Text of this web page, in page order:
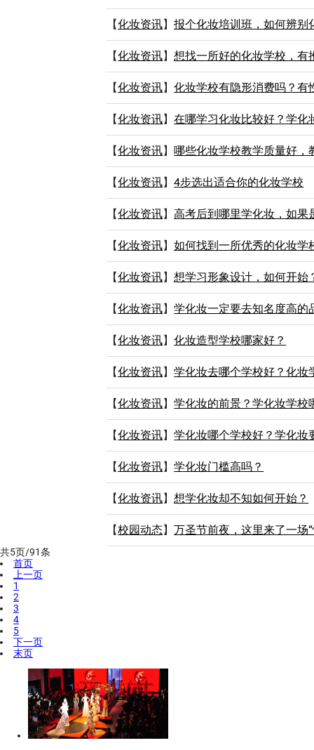
【化妆资讯】报个化妆培训班，如何辨别
【化妆资讯】想找一所好的化妆学校，有
【化妆资讯】化妆学校有隐形消费吗？有
【化妆资讯】在哪学习化妆比较好？学化
【化妆资讯】哪些化妆学校教学质量好，
【化妆资讯】4步选出适合你的化妆学校
【化妆资讯】高考后到哪里学化妆，如果
【化妆资讯】如何找到一所优秀的化妆学
【化妆资讯】想学习形象设计，如何开始
【化妆资讯】学化妆一定要去知名度高的
【化妆资讯】化妆造型学校哪家好？
【化妆资讯】学化妆去哪个学校好？化妆
【化妆资讯】学化妆的前景？学化妆学校
【化妆资讯】学化妆哪个学校好？学化妆
【化妆资讯】学化妆门槛高吗？
【化妆资讯】想学化妆却不知如何开始？
【校园动态】万圣节前夜，这里来了一场
共5页/91条
首页
上一页
1
2
3
4
5
下一页
末页